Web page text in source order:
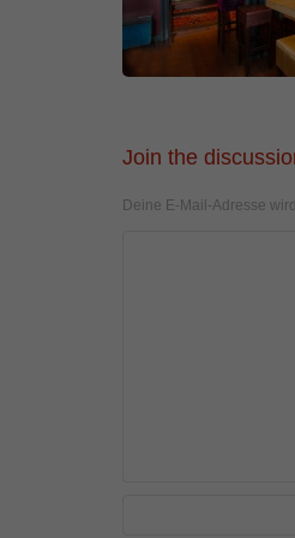
Join the
Deine E-Mail-Adresse